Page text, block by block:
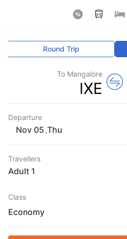
Round Trip
To Mangalore
IXE
Departure
Thu
Travellers
1 Adult
Class
Economy